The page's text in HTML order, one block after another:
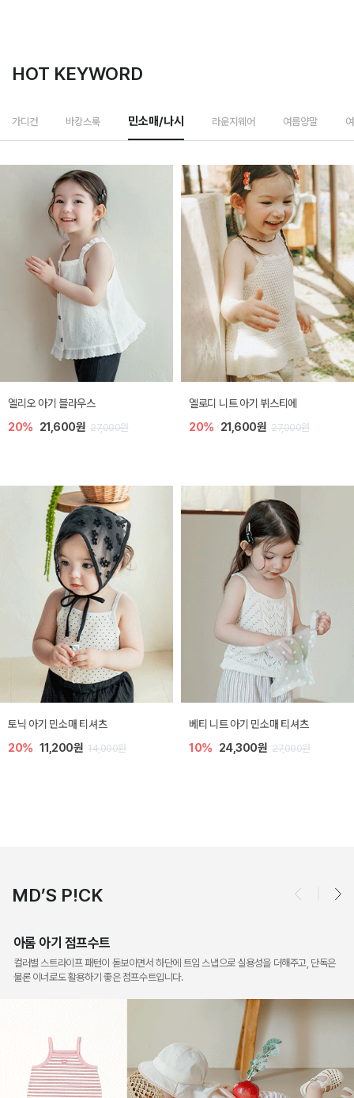
HOT KEYWORD
가디건 바캉스룩 민소매/나시 라운지웨어 여름양말
미렐 아기 라운지웨어
10% 28,800원 32,000원
[SIZE ~6Y] 로미나 라운지 셋업
10% 26,100원 29,000원
렌디 아기 라운지웨어
10% 18,900원 21,000원
[SIZE ~6Y] 오뎃 라운지웨어
10% 20,700원 23,000원
MD’S P!CK
아롬 아기 점프수트
컬러별 스트라이프 패턴이 돋보이면서 하단에 트임 스냅으로 실용성을 더해주고, 단독은
물론 이너로도 활용하기 좋은 점프수트입니다.